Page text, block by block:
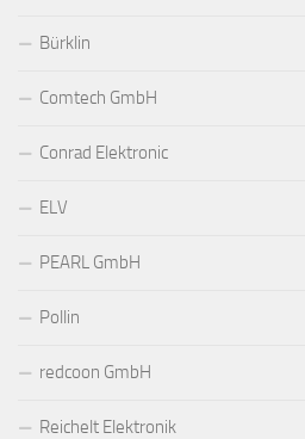
Bürklin
Comtech GmbH
Conrad Elektronic
ELV
PEARL GmbH
Pollin
redcoon GmbH
Reichelt Elektronik